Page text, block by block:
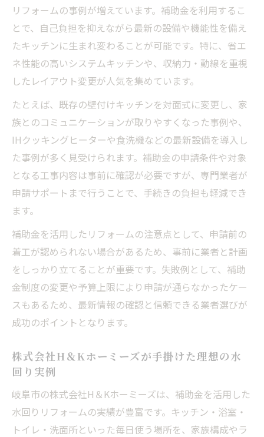
リフォームの事例が増えています。補助金を利用するこ
とで、自己負担を抑えながら最新の設備や機能性を備え
たキッチンに生まれ変わることが可能です。特に、省エ
ネ性能の高いシステムキッチンや、収納力・動線を重視
したレイアウト変更が人気を集めています。
たとえば、既存の壁付けキッチンを対面式に変更し、家
族とのコミュニケーションが取りやすくなった事例や、
IHクッキングヒーターや食洗機などの最新設備を導入し
た事例が多く見受けられます。補助金の申請条件や対象
となる工事内容は事前に確認が必要ですが、専門業者が
申請サポートまで行うことで、手続きの負担も軽減でき
ます。
補助金を活用したリフォームの注意点として、申請前の
着工が認められない場合があるため、事前に業者と計画
をしっかり立てることが重要です。失敗例として、補助
金制度の変更や予算上限により申請が通らなかったケー
スもあるため、最新情報の確認と信頼できる業者選びが
成功のポイントとなります。
株式会社H＆Kホーミーズが手掛けた理想の水
回り実例
岐阜市の株式会社H＆Kホーミーズは、補助金を活用した
水回りリフォームの実績が豊富です。キッチン・浴室・
トイレ・洗面所といった毎日使う場所を、家族構成やラ